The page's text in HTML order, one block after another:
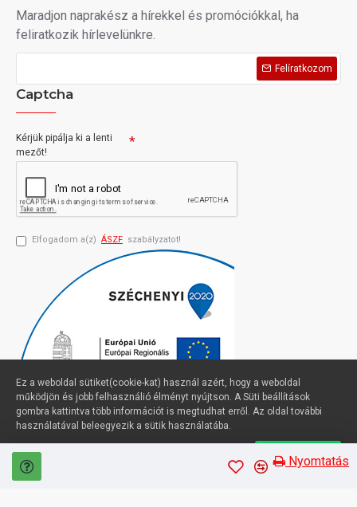
Nyomtatás
Maradjon naprakész a hírekkel és promóciókkal, ha
feliratkozik hírlevelünkre.
Felíratkozom
Captcha
Kérjük pipálja ki a lenti
mezőt!
Elfogadom a(z) ÁSZF szabályzatot!
Profimuszaki.hu - exPanda ERP
Ez a weboldal sütiket(cookie-kat) használ azért, hogy a weboldal
működjön és jobb felhasználió élményt nyújtson. A Süti beállítások
gombra kattintva több információt is megtudhat erről. Az oldal további
használatával beleegyezik a sütik használatába.
Süti beállítások Elfogadom